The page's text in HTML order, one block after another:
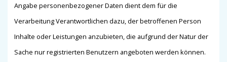
Angabe personenbezogener Daten dient dem für die
Verarbeitung Verantwortlichen dazu, der betroffenen Person
Inhalte oder Leistungen anzubieten, die aufgrund der Natur der
Sache nur registrierten Benutzern angeboten werden können.